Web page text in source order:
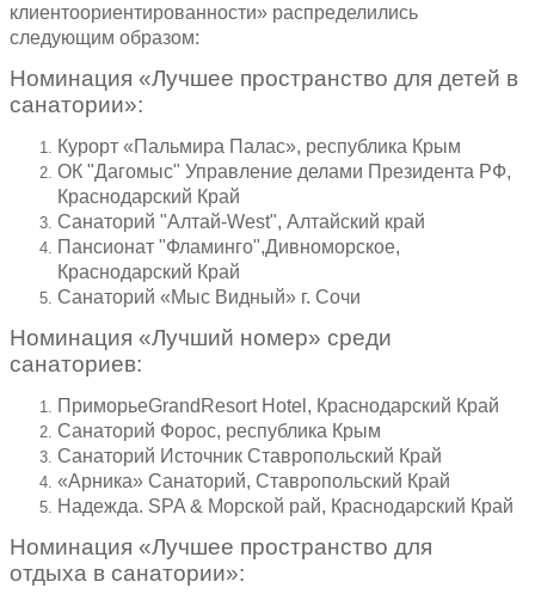
клиентоориентированности» распределились
следующим образом:
Номинация «Лучшее пространство для детей в
санатории»:
Курорт «Пальмира Палас», республика Крым
ОК "Дагомыс" Управление делами Президента РФ,
Краснодарский Край
Санаторий "Алтай-West", Алтайский край
Пансионат "Фламинго",Дивноморское,
Краснодарский Край
Санаторий «Мыс Видный» г. Сочи
Номинация «Лучший номер» среди
санаториев:
ПриморьеGrandResort Hotel, Краснодарский Край
Санаторий Форос, республика Крым
Санаторий Источник Ставропольский Край
«Арника» Санаторий, Ставропольский Край
Надежда. SPA & Морской рай, Краснодарский Край
Номинация «Лучшее пространство для
отдыха в санатории»: